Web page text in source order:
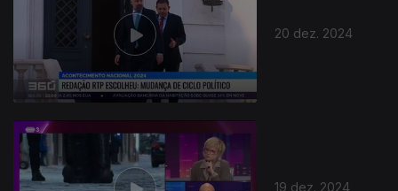
20 dez. 2024
19 dez. 2024